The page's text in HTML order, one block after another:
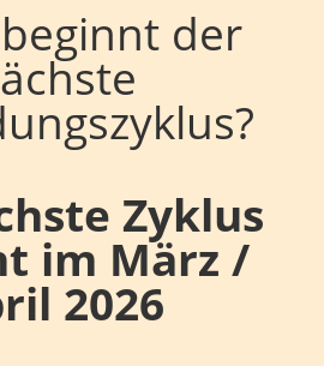
der
Zyklus
im März /
2026